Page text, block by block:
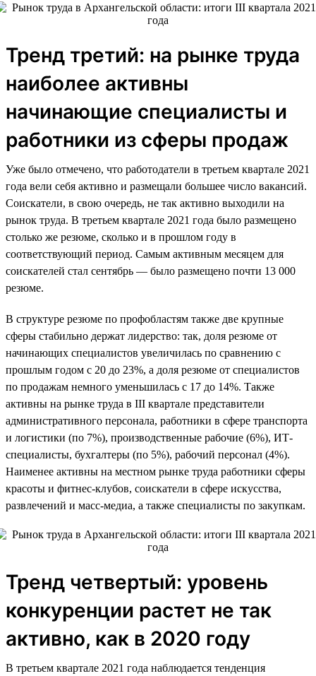
Тренд третий: на рынке труда
наиболее активны
начинающие специалисты и
работники из сферы продаж
Уже было отмечено, что работодатели в третьем квартале 2021
года вели себя активно и размещали большее число вакансий.
Соискатели, в свою очередь, не так активно выходили на
рынок труда. В третьем квартале 2021 года было размещено
столько же резюме, сколько и в прошлом году в
соответствующий период. Самым активным месяцем для
соискателей стал сентябрь — было размещено почти 13 000
резюме.
В структуре резюме по профобластям также две крупные
сферы стабильно держат лидерство: так, доля резюме от
начинающих специалистов увеличилась по сравнению с
прошлым годом c 20 до 23%, а доля резюме от специалистов
по продажам немного уменьшилась с 17 до 14%. Также
активны на рынке труда в III квартале представители
административного персонала, работники в сфере транспорта
и логистики (по 7%), производственные рабочие (6%), ИТ-
специалисты, бухгалтеры (по 5%), рабочий персонал (4%).
Наименее активны на местном рынке труда работники сферы
красоты и фитнес-клубов, соискатели в сфере искусства,
развлечений и масс-медиа, а также специалисты по закупкам.
Тренд четвертый: уровень
конкуренции растет не так
активно, как в 2020 году
В третьем квартале 2021 года наблюдается тенденция